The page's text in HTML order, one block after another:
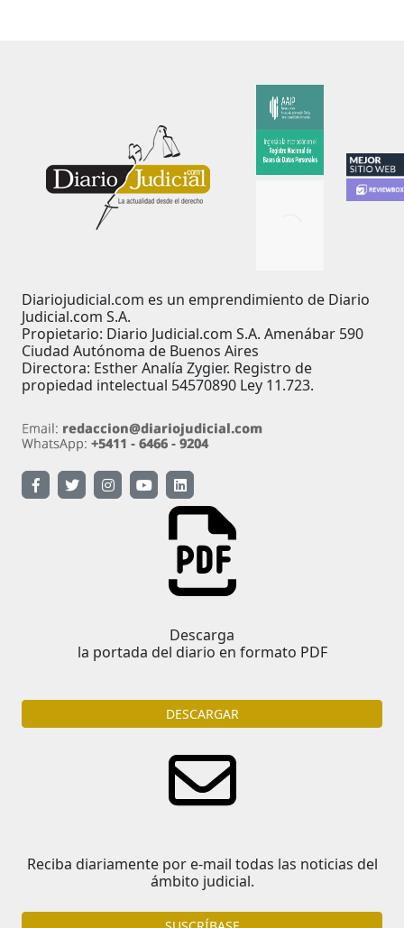
Diariojudicial.com es un emprendimiento de Diario
Judicial.com S.A.
Propietario: Diario Judicial.com S.A. Amenábar 590
Ciudad Autónoma de Buenos Aires
Directora: Esther Analía Zygier. Registro de
propiedad intelectual 54570890 Ley 11.723.
Descarga
la portada del diario en formato PDF
DESCARGAR
Reciba diariamente por e-mail todas las noticias del
ámbito judicial.